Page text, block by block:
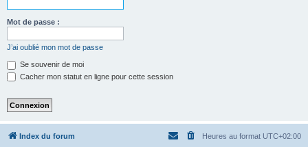
Mot de passe :
J’ai oublié mon mot de passe
Se souvenir de moi
Cacher mon statut en ligne pour cette session
Index du forum Heures au format UTC+02:00